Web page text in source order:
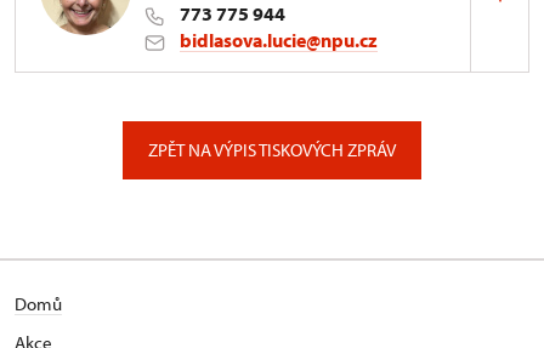
773 775 944
bidlasova.lucie@npu.cz
ZPĚT NA VÝPIS TISKOVÝCH ZPRÁV
Domů
Akce